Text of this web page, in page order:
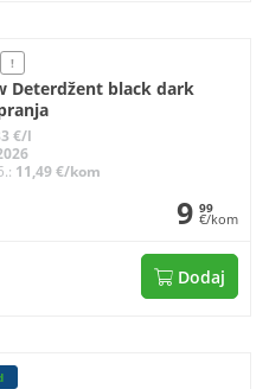
!
Deterdžent black dark
€/l
11,49 €/kom
9 99
€/kom
Dodaj